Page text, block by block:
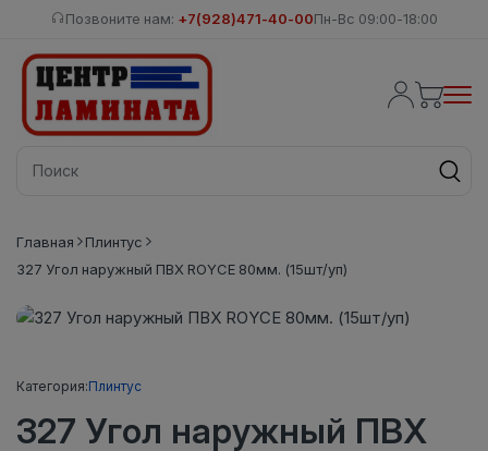
Позвоните нам: +7(928)471-40-00Пн-Вс 09:00-18:00
Главная
Плинтус
327 Угол наружный ПВХ ROYCE 80мм. (15шт/уп)
Категория:Плинтус
327 Угол наружный ПВХ